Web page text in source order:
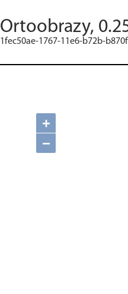
Ortoobrazy,
1fec50ae-1767-11e6-b72b-
+
−